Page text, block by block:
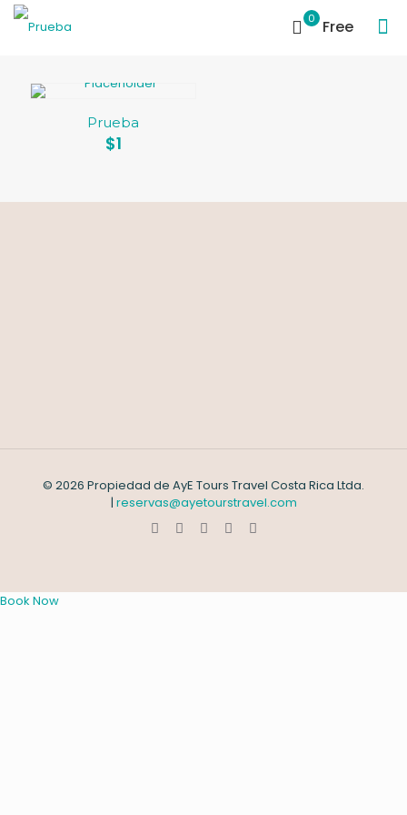
0 Free
Prueba
$1
© 2026 Propiedad de AyE Tours Travel Costa Rica Ltda.
| reservas@ayetourstravel.com
Book Now